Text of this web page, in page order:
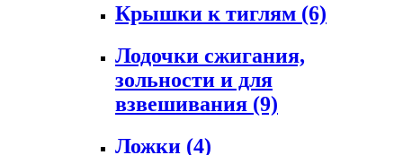
Крышки к тиглям (6)
Лодочки сжигания,
зольности и для
взвешивания (9)
Ложки (4)